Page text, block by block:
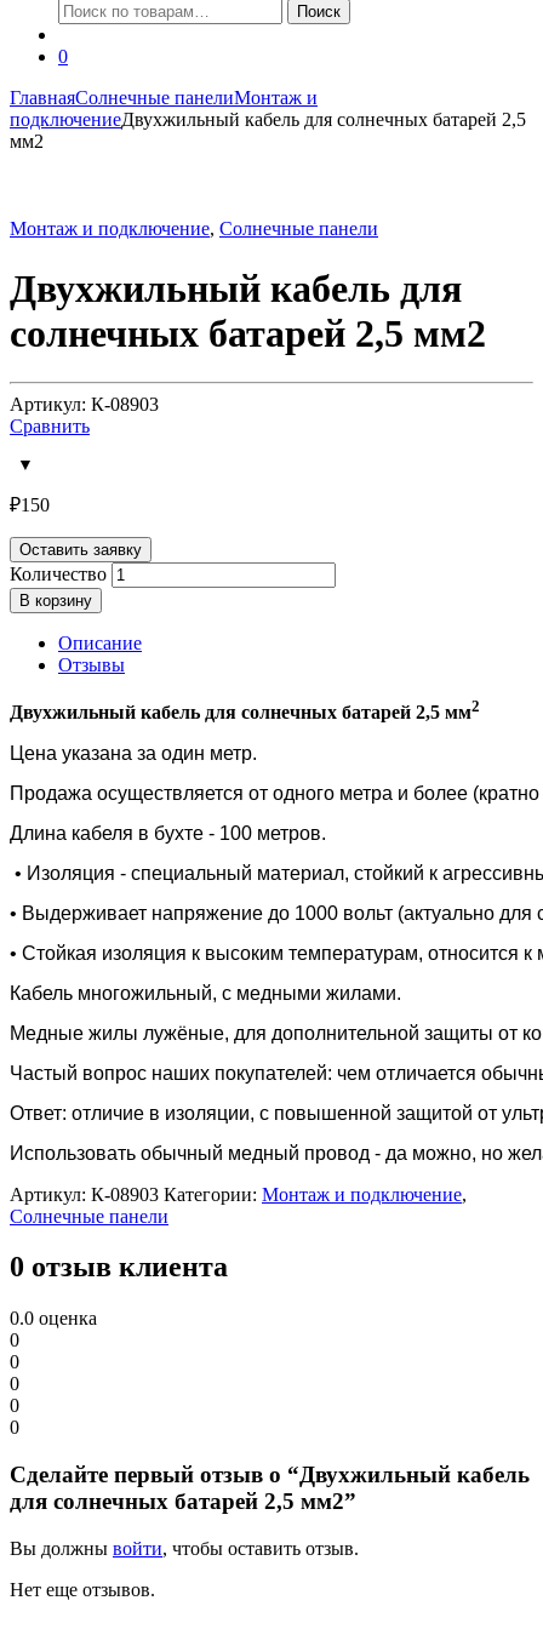
Искать:
Поиск
0
ГлавнаяСолнечные панелиМонтаж и
подключениеДвухжильный кабель для солнечных батарей 2,5
мм2
Монтаж и подключение, Солнечные панели
Двухжильный кабель для
солнечных батарей 2,5 мм2
Артикул: К-08903
Сравнить
₽150
Оставить заявку
Количество
В корзину
Описание
Отзывы
Двухжильный кабель для солнечных батарей 2,5 мм2
Цена указана за один метр.
Продажа осуществляется от одного метра и более
Длина кабеля в бухте - 100 метров.
• Изоляция - специальный материал, стойкий к
• Выдерживает напряжение до 1000 вольт (актуально
• Стойкая изоляция к высоким температурам,
Кабель многожильный, с медными жилами.
Медные жилы лужёные, для дополнительной защиты от
Частый вопрос наших покупателей: чем отличается
Ответ: отличие в изоляции, с повышенной защитой от
Использовать обычный медный провод - да можно, но
Артикул: К-08903 Категории: Монтаж и подключение,
Солнечные панели
0 отзыв клиента
0.0 оценка
0
0
0
0
0
Сделайте первый отзыв о “Двухжильный кабель
для солнечных батарей 2,5 мм2”
Вы должны войти, чтобы оставить отзыв.
Нет еще отзывов.